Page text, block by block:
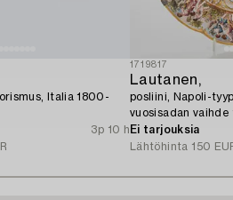
Italia 1800-
3p 10 h
1719817
Lautanen,
posliini, Napoli-
vuosisadan vaihde
Ei tarjouksia
Lähtöhinta 150